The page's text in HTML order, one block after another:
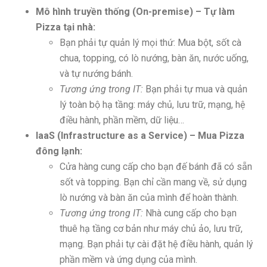
Mô hình truyền thống (On-premise) – Tự làm
Pizza tại nhà:
Bạn phải tự quản lý mọi thứ: Mua bột, sốt cà
chua, topping, có lò nướng, bàn ăn, nước uống,
và tự nướng bánh.
Tương ứng trong IT: Bạn phải tự mua và quản
lý toàn bộ hạ tầng: máy chủ, lưu trữ, mạng, hệ
điều hành, phần mềm, dữ liệu…
IaaS (Infrastructure as a Service) – Mua Pizza
đông lạnh:
Cửa hàng cung cấp cho bạn đế bánh đã có sẵn
sốt và topping. Bạn chỉ cần mang về, sử dụng
lò nướng và bàn ăn của mình để hoàn thành.
Tương ứng trong IT: Nhà cung cấp cho bạn
thuê hạ tầng cơ bản như máy chủ ảo, lưu trữ,
mạng. Bạn phải tự cài đặt hệ điều hành, quản lý
phần mềm và ứng dụng của mình.